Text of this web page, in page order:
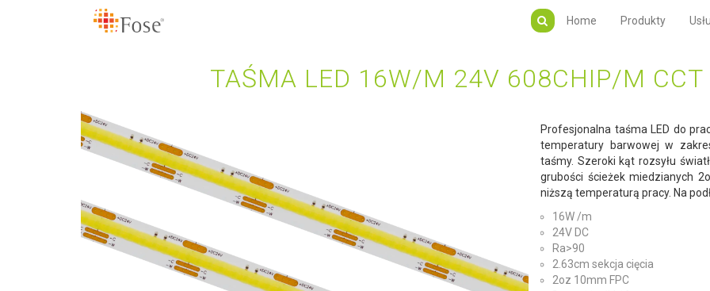
Home Produkty
TAŚMA LED 16W/M 24V 608CHIP/M
Profesjonalna taśma LED do
temperatury barwowej w
taśmy. Szeroki kąt rozsyłu
grubości ścieżek miedzianych
niższą temperaturą pracy. Na
16W /m
24V DC
Ra>90
2.63cm sekcja cięcia
2oz 10mm FPC